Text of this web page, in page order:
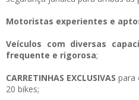
Motoristas experientes e
Veículos com diversas
frequente e rigorosa;
CARRETINHAS EXCLUSIVASpara
20 bikes;